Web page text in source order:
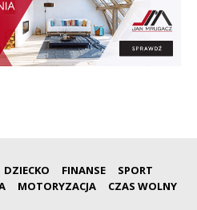
DZIECKO FINANSE
SPORT
MOTORYZACJA CZAS WOLNY